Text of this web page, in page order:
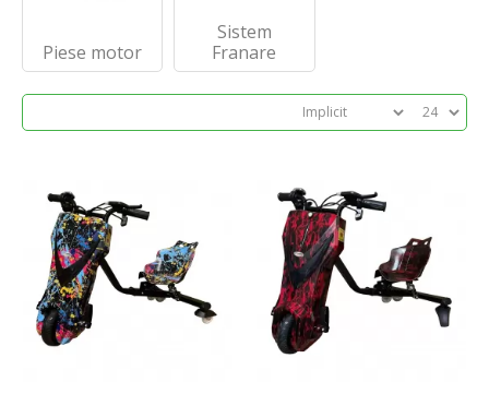
Piese motor
Sistem
Franare